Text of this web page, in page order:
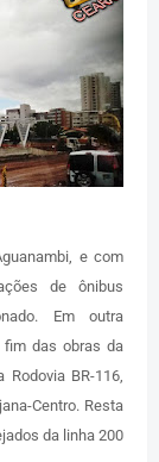
e com
de ônibus
Em outra
das obras da
BR-116,
Centro. Resta
da linha 200